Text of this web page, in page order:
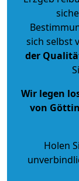
sich selbst
der
Wir legen
von
Holen